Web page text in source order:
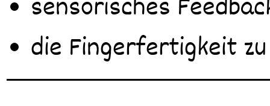
sensorisches
die Fingerfertigkeit